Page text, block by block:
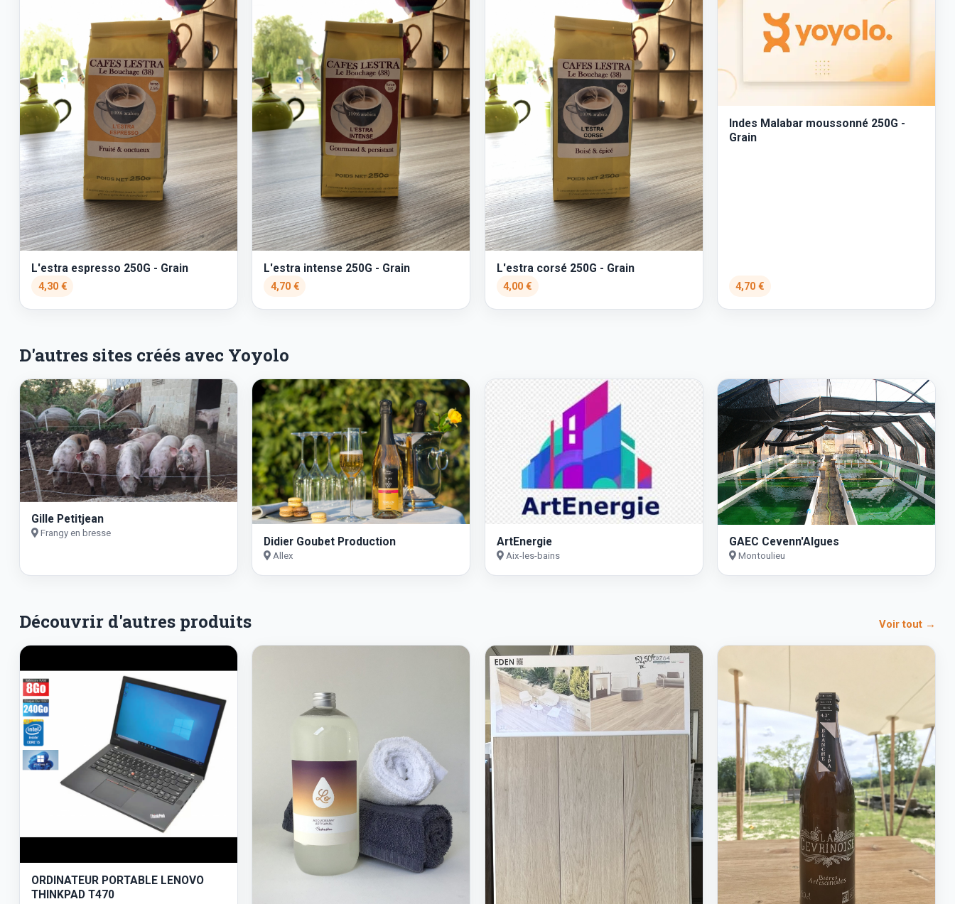
L'estra espresso 250G - Grain
4,30 €
L'estra intense 250G - Grain
4,70 €
L'estra corsé 250G - Grain
4,00 €
Indes Malabar moussonné 250G -
Grain
4,70 €
D'autres sites créés avec Yoyolo
Gille Petitjean
Frangy en bresse
Didier Goubet Production
Allex
ArtEnergie
Aix-les-bains
GAEC Cevenn'Algues
Montoulieu
Découvrir d'autres produits Voir tout →
ORDINATEUR PORTABLE LENOVO
THINKPAD T470